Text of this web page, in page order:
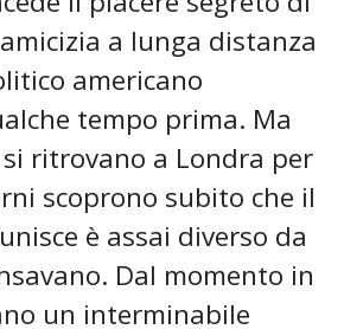
a lunga distanza
americano
tempo prima. Ma
ritrovano a Londra per
scoprono subito che il
è assai diverso da
Dal momento in
un interminabile